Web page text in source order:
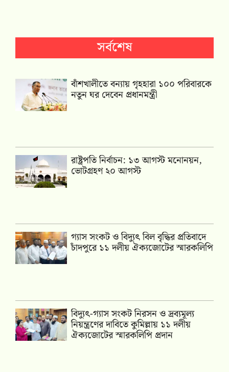
সর্বশেষ
বাঁশখালীতে বন্যায় গৃহহারা ১০০ পরিবারকে
নতুন ঘর দেবেন প্রধানমন্ত্রী
রাষ্ট্রপতি নির্বাচন: ১৩ আগস্ট মনোনয়ন,
ভোটগ্রহণ ২০ আগস্ট
গ্যাস সংকট ও বিদ্যুৎ বিল বৃদ্ধির প্রতিবাদে
চাঁদপুরে ১১ দলীয় ঐক্যজোটের স্মারকলিপি
‎বিদ্যুৎ-গ্যাস সংকট নিরসন ও দ্রব্যমূল্য
নিয়ন্ত্রণের দাবিতে কুমিল্লায় ১১ দলীয়
ঐক‍্যজোটের স্মারকলিপি প্রদান